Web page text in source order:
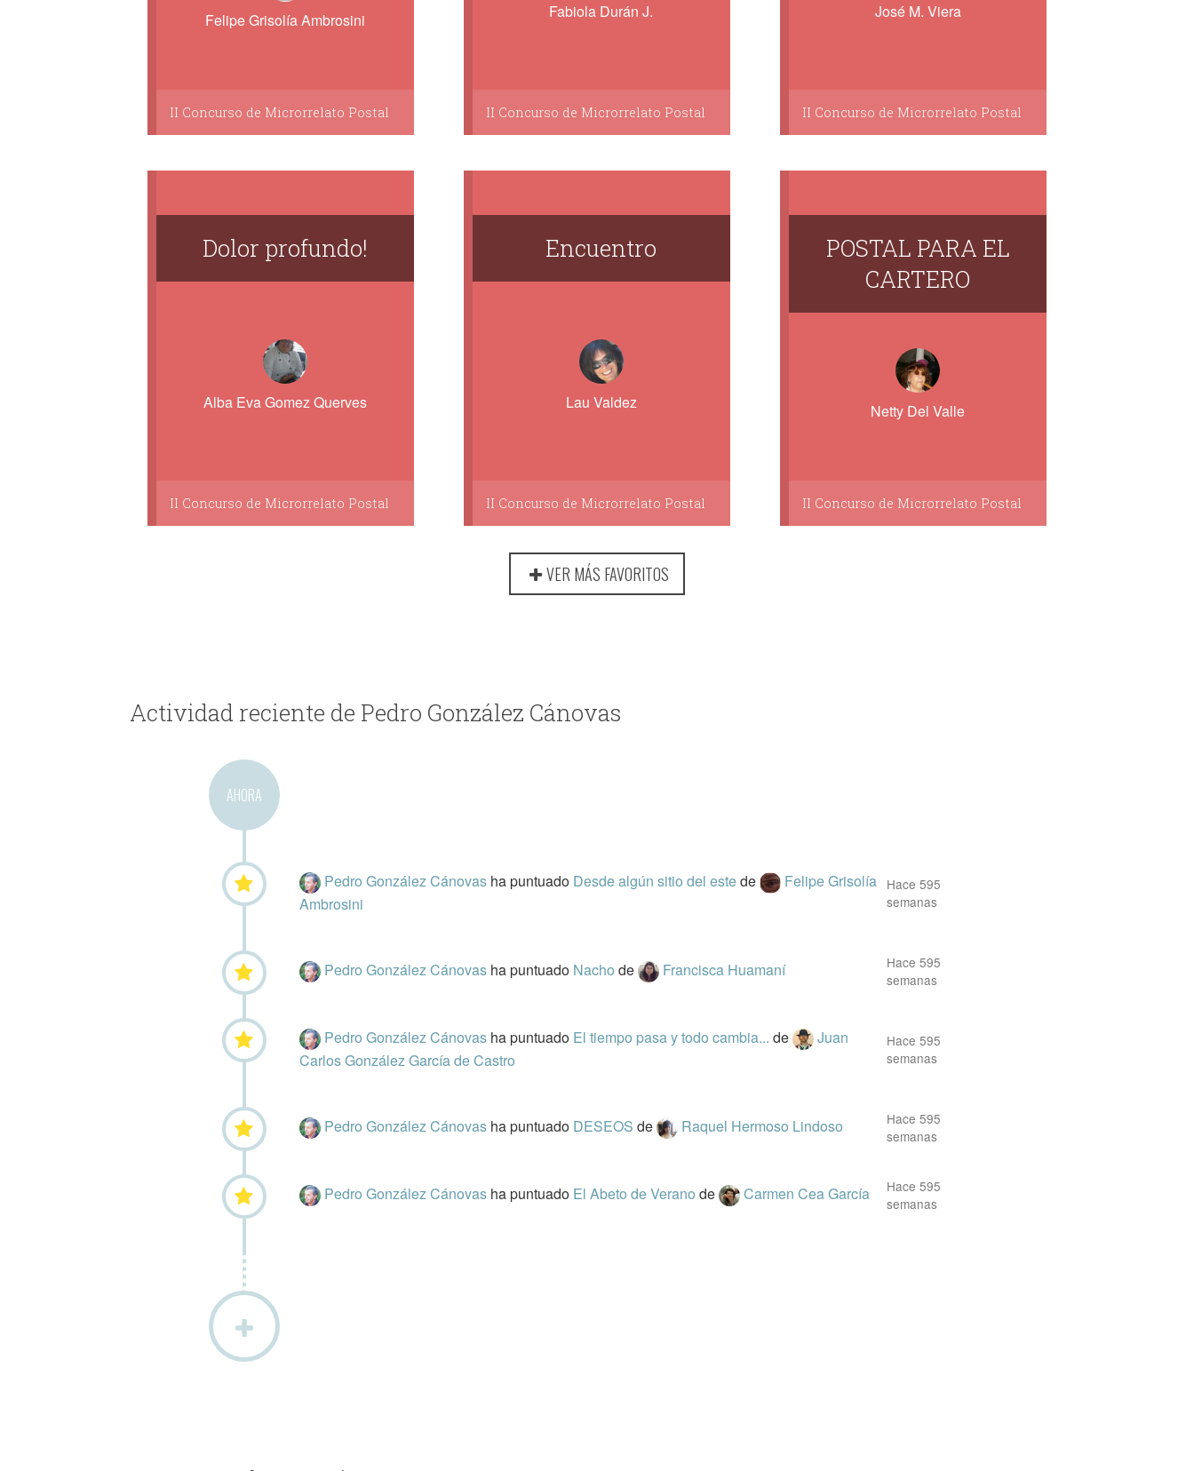
Felipe Grisolía Ambrosini
II Concurso de Microrrelato Postal
Fabiola Durán J.
II Concurso de Microrrelato Postal
José M. Viera
II Concurso de Microrrelato Postal
Dolor profundo!
Alba Eva Gomez Querves
II Concurso de Microrrelato Postal
Encuentro
Lau Valdez
II Concurso de Microrrelato Postal
POSTAL PARA EL
CARTERO
Netty Del Valle
II Concurso de Microrrelato Postal
VER MÁS FAVORITOS
Actividad reciente de Pedro González Cánovas
AHORA
Pedro González Cánovas ha puntuado Desde algún sitio del estede
Felipe Grisolía
Ambrosini
Hace 595
semanas
Pedro González Cánovas ha puntuado Nacho de Francisca Huamaní
Hace 595
semanas
Pedro González Cánovas ha puntuado El tiempo pasa y todo cambia... de
Juan
Carlos González García de Castro
Hace 595
semanas
Pedro González Cánovas ha puntuado DESEOS de Raquel Hermoso Lindoso
Hace 595
semanas
Pedro González Cánovas ha puntuado El Abeto de Verano de Carmen Cea García
Hace 595
semanas